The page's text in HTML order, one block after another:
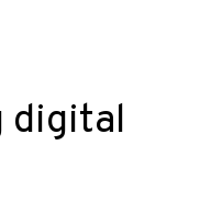
digital